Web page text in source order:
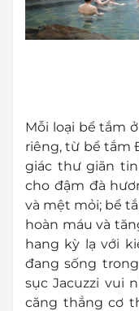
Mỗi loại bể tắm
riêng, từ bể tắm
giác thư giãn
cho đậm đà
và mệt mỏi; bể
hoàn máu và
hang kỳ lạ với
đang sống
sục Jacuzzi vui
căng thẳng cơ